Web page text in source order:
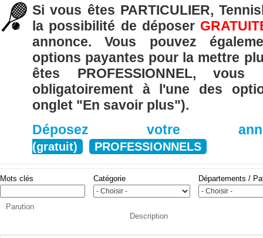
Si vous êtes PARTICULIER,
la possibilité de déposer
annonce. Vous pouvez
options payantes pour la mettre
êtes PROFESSIONNEL, vous
obligatoirement à l'une des
onglet "En savoir plus").
Déposez votre
(gratuit) PROFESSIONNELS
Mots clés Catégorie Départements /
Parution
Description